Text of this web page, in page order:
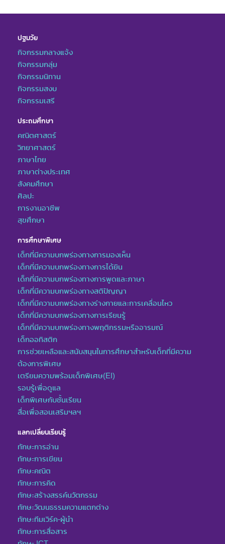
ปฐมวัย
กิจกรรมกลางแจ้ง
กิจกรรมกลุ่ม
กิจกรรมนิทาน
กิจกรรมสงบ
กิจกรรมเสรี
ประถมศึกษา
คณิตศาสตร์
วิทยาศาสตร์
ภาษาไทย
ภาษาต่างประเทศ
สังคมศึกษา
ศิลปะ
การงานอาชีพ
สุขศึกษา
การศึกษาพิเศษ
เด็กที่มีความบกพร่องทางการมองเห็น
เด็กที่มีความบกพร่องทางการได้ยิน
เด็กที่มีความบกพร่องทางการพูดและภาษา
เด็กที่มีความบกพร่องทางสติปัญญา
เด็กที่มีความบกพร่องทางร่างกายและการเคลื่อนไหว
เด็กที่มีความบกพร่องทางการเรียนรู้
เด็กที่มีความบกพร่องทางพฤติกรรมหรืออารมณ์
เด็กออทิสติก
การช่วยเหลือและสนับสนุนในการศึกษาสำหรับเด็กที่มีความ
ต้องการพิเศษ
เตรียมความพร้อมเด็กพิเศษ(EI)
รอบรู้เพื่อดูแล
เด็กพิเศษกับชั้นเรียน
สื่อเพื่อสอนเสริมฯลฯ
แลกเปลี่ยนเรียนรู้
ทักษะการอ่าน
ทักษะการเขียน
ทักษะคณิต
ทักษะการคิด
ทักษะสร้างสรรค์นวัตกรรม
ทักษะวัฒนธรรมความแตกต่าง
ทักษะทีมเวิร์ค-ผู้นำ
ทักษะการสื่อสาร